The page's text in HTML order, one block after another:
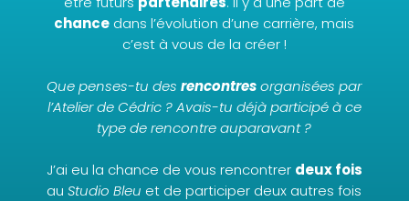
chance dans l’évolution d’une carrière, mais
c’est à vous de la créer !
Que penses-tu desrencontresorganisées par
l’Atelier de Cédric ? Avais-tu déjà participé à ce
type de rencontre auparavant ?
J’ai eu la chance de vous rencontrer deux fois
auStudio Bleu et de participer deux autres fois